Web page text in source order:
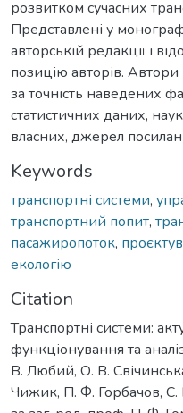
розвитком сучасних
Представлені у
авторській редакції і
позицію авторів. Автори
за точність наведених
статистичних даних,
власних, джерел
Keywords
транспортні системи,
транспортний попит,
пасажиропоток,
екологію
Citation
Транспортні системи:
функціонування та
В. Любий, О. В.
Чижик, П. Ф. Горбачов, С.